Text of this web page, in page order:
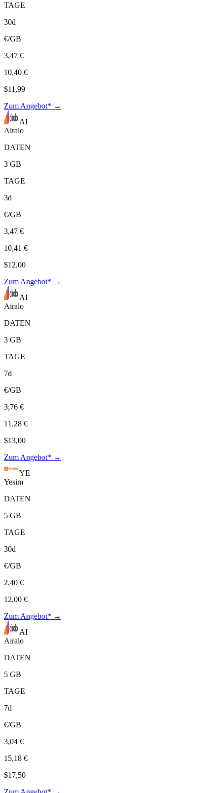
TAGE
30d
€/GB
3,47 €
10,40 €
$11,99
Zum Angebot* →
AI
Airalo
DATEN
3 GB
TAGE
3d
€/GB
3,47 €
10,41 €
$12,00
Zum Angebot* →
AI
Airalo
DATEN
3 GB
TAGE
7d
€/GB
3,76 €
11,28 €
$13,00
Zum Angebot* →
YE
Yesim
DATEN
5 GB
TAGE
30d
€/GB
2,40 €
12,00 €
Zum Angebot* →
AI
Airalo
DATEN
5 GB
TAGE
7d
€/GB
3,04 €
15,18 €
$17,50